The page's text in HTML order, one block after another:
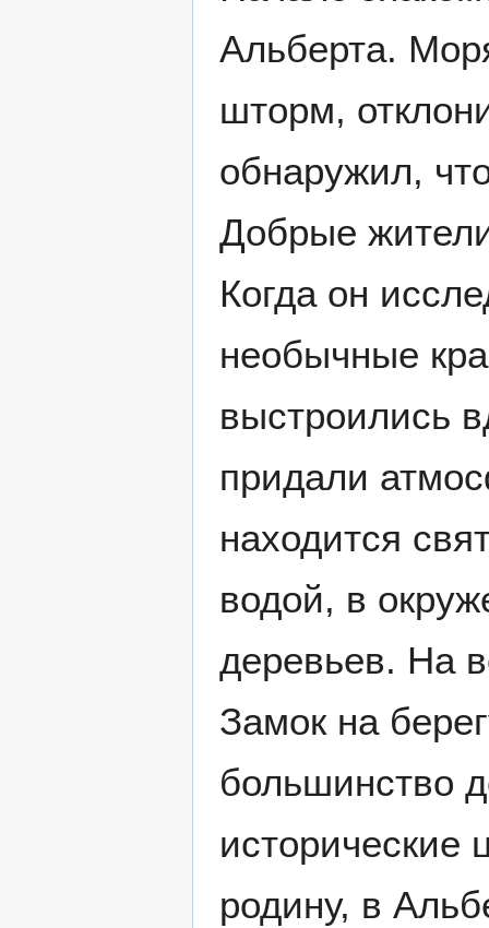
Альберта.
шторм,
обнаружил,
Добрые
Когда он
необычные
выстроились
придали
находится
водой, в
деревьев. На
Замок на
большинство
исторические
родину, в